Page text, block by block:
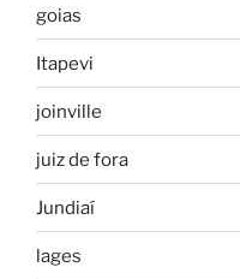
goias
Itapevi
joinville
juiz de fora
Jundiaí
lages